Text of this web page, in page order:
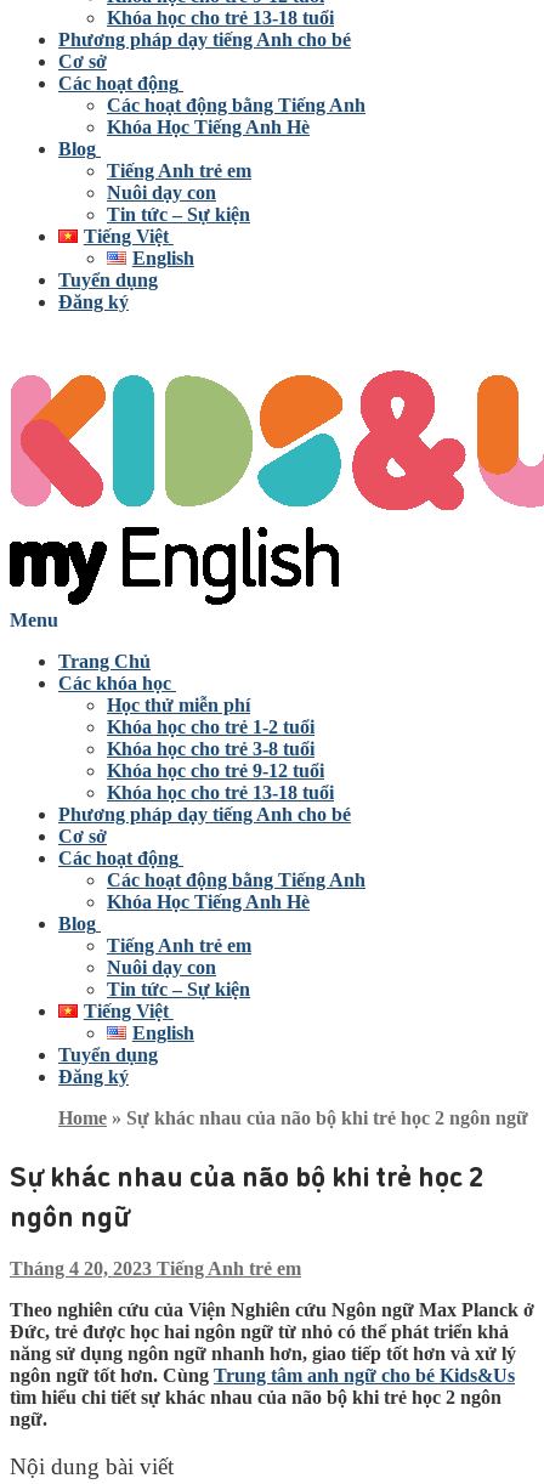
Khóa học cho trẻ 13-18 tuổi
Phương pháp dạy tiếng Anh cho bé
Cơ sở
Các hoạt động
Các hoạt động bằng Tiếng Anh
Khóa Học Tiếng Anh Hè
Blog
Tiếng Anh trẻ em
Nuôi dạy con
Tin tức – Sự kiện
Tiếng Việt
English
Tuyển dụng
Đăng ký
Menu
Trang Chủ
Các khóa học
Học thử miễn phí
Khóa học cho trẻ 1-2 tuổi
Khóa học cho trẻ 3-8 tuổi
Khóa học cho trẻ 9-12 tuổi
Khóa học cho trẻ 13-18 tuổi
Phương pháp dạy tiếng Anh cho bé
Cơ sở
Các hoạt động
Các hoạt động bằng Tiếng Anh
Khóa Học Tiếng Anh Hè
Blog
Tiếng Anh trẻ em
Nuôi dạy con
Tin tức – Sự kiện
Tiếng Việt
English
Tuyển dụng
Đăng ký
Home » Sự khác nhau của não bộ khi trẻ học 2 ngôn ngữ
Sự khác nhau của não bộ khi trẻ học 2
ngôn ngữ
Tháng 4 20, 2023 Tiếng Anh trẻ em
Theo nghiên cứu của Viện Nghiên cứu Ngôn ngữ Max Planck ở
Đức, trẻ được học hai ngôn ngữ từ nhỏ có thể phát triển khả
năng sử dụng ngôn ngữ nhanh hơn, giao tiếp tốt hơn và xử lý
ngôn ngữ tốt hơn. Cùng Trung tâm anh ngữ cho bé Kids&Us
tìm hiểu chi tiết sự khác nhau của não bộ khi trẻ học 2 ngôn
ngữ.
Nội dung bài viết